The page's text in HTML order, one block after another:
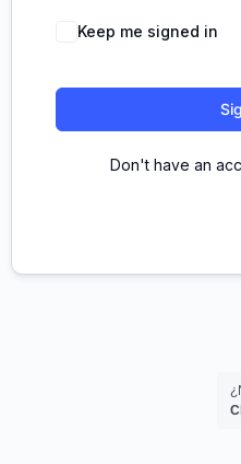
Keep me signed in
Don't have an